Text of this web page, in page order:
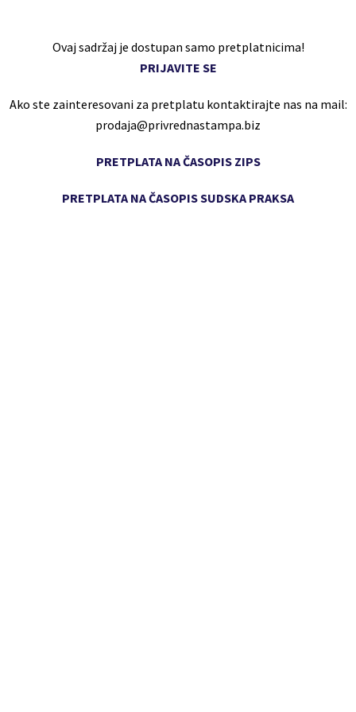
Ovaj sadržaj je dostupan samo pretplatnicima!
PRIJAVITE SE
Ako ste zainteresovani za pretplatu kontaktirajte nas na mail:
prodaja@privrednastampa.biz
PRETPLATA NA ČASOPIS ZIPS
PRETPLATA NA ČASOPIS SUDSKA PRAKSA